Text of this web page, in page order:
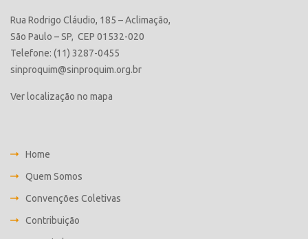
Rua Rodrigo Cláudio, 185 – Aclimação,
São Paulo – SP, CEP 01532-020
Telefone: (11) 3287-0455
sinproquim@sinproquim.org.br
Ver localização no mapa
Home
Quem Somos
Convenções Coletivas
Contribuição